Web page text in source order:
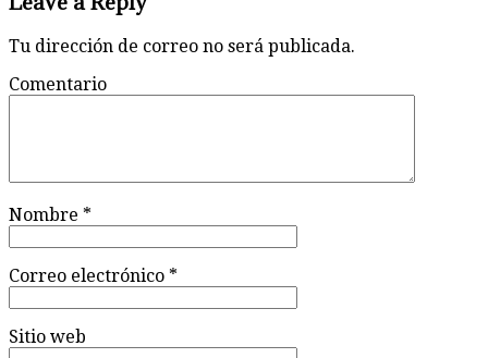
Tu dirección de correo no será publicada.
Comentario
Nombre *
Correo electrónico *
Sitio web